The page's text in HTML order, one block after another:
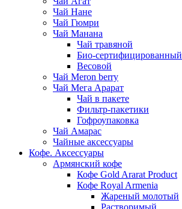
Чай Нане
Чай Гюмри
Чай Манана
Чай травяной
Био-сертифицированный
Весовой
Чай Meron berry
Чай Мега Арарат
Чай в пакете
Фильтр-пакетики
Гофроупаковка
Чай Амарас
Чайные аксессуары
Кофе. Аксессуары
Армянский кофе
Кофе Gold Ararat Product
Кофе Royal Armenia
Жареный молотый
Растворимый